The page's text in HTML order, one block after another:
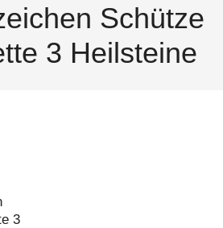
Schütze
3 Heilsteine
3